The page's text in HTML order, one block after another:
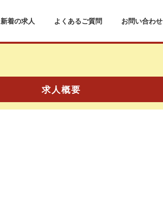
新着の求人 よくあるご質問 お問い合わせ
求人概要